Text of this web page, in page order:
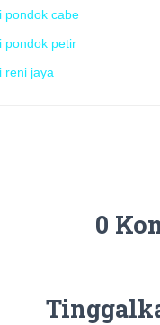
pondok cabe
pondok petir
reni jaya
0